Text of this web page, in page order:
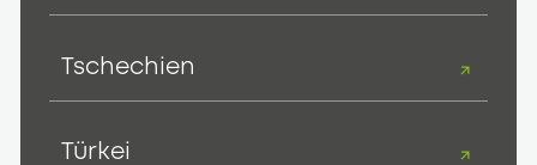
Tschechien
Türkei